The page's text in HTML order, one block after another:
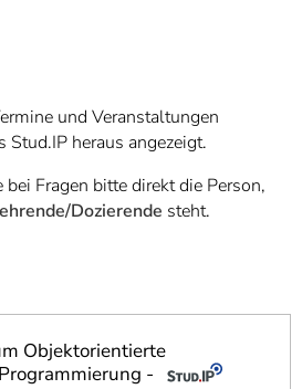
zur
und Veranstaltungen
Stud.IP heraus angezeigt.
Fragen bitte direkt die Person,
Dozierende steht.
Objektorientierte
-